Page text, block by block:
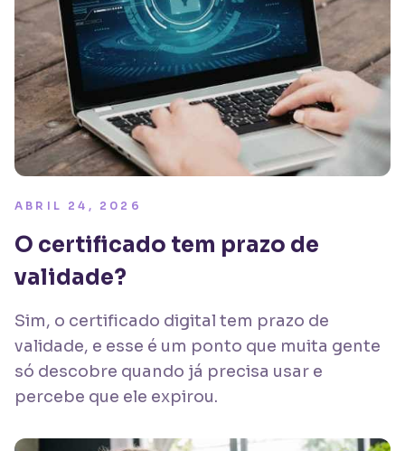
ABRIL 24, 2026
O certificado tem prazo de
validade?
Sim, o certificado digital tem prazo de
validade, e esse é um ponto que muita gente
só descobre quando já precisa usar e
percebe que ele expirou.